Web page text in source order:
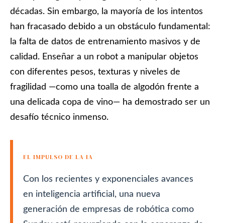
décadas. Sin embargo, la mayoría de los intentos
han fracasado debido a un obstáculo fundamental:
la falta de datos de entrenamiento masivos y de
calidad. Enseñar a un robot a manipular objetos
con diferentes pesos, texturas y niveles de
fragilidad —como una toalla de algodón frente a
una delicada copa de vino— ha demostrado ser un
desafío técnico inmenso.
EL IMPULSO DE LA IA
Con los recientes y exponenciales avances
en inteligencia artificial, una nueva
generación de empresas de robótica como